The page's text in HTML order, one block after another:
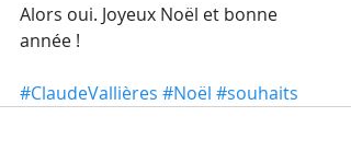
Alors oui. Joyeux Noël et bonne
année !
#ClaudeVallières #Noël #souhaits